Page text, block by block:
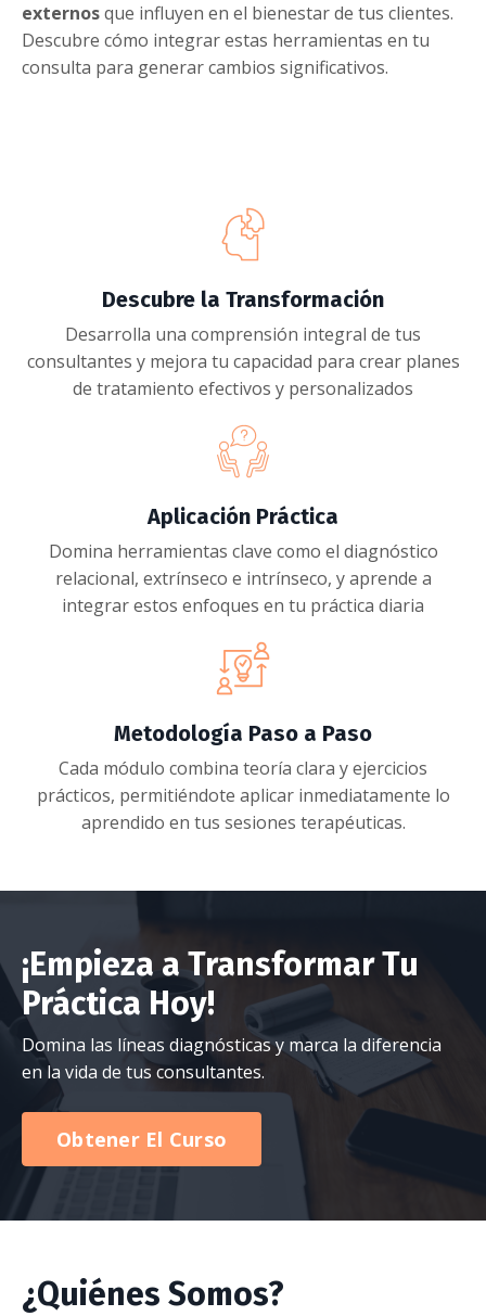
externosque influyen en el bienestar de tus clientes.
Descubre cómo integrar estas herramientas en tu
consulta para generar cambios significativos.
Descubre la Transformación
Desarrolla una comprensión integral de tus
consultantes y mejora tu capacidad para crear planes
de tratamiento efectivos y personalizados
Aplicación Práctica
Domina herramientas clave como el diagnóstico
relacional, extrínseco e intrínseco, y aprende a
integrar estos enfoques en tu práctica diaria
Metodología Paso a Paso
Cada módulo combina teoría clara y ejercicios
prácticos, permitiéndote aplicar inmediatamente lo
aprendido en tus sesiones terapéuticas.
¡Empieza a Transformar Tu
Práctica Hoy!
Domina las líneas diagnósticas y marca la diferencia
en la vida de tus consultantes.
Obtener El Curso
¿Quiénes Somos?